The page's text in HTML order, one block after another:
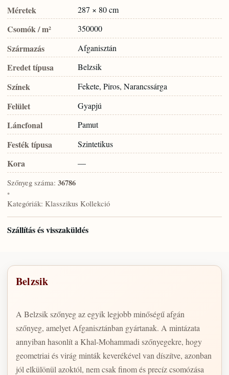
Méretek
287 × 80 cm
Csomók / m² 350000
Származás Afganisztán
Eredet típusa Belzsik
Színek Fekete, Piros, Narancssárga
Felület Gyapjú
Láncfonal Pamut
Festék típusa Szintetikus
Kora —
Szőnyeg száma: 36786
•
Kategóriák: Klasszikus Kollekció
Szállítás és visszaküldés
Belzsik
A Belzsik szőnyeg az egyik legjobb minőségű afgán
szőnyeg, amelyet Afganisztánban gyártanak. A mintázata
annyiban hasonlít a Khal-Mohammadi szőnyegekre, hogy
geometriai és virág minták keverékével van díszítve, azonban
jól elkülönül azoktól, nem csak finom és precíz csomózása